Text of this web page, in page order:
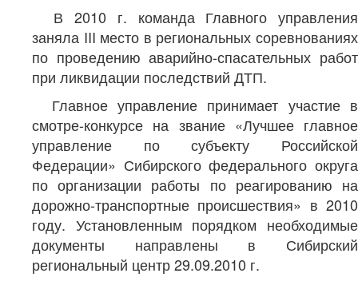
В 2010 г. команда Главного управления
заняла III место в региональных соревнованиях
по проведению аварийно-спасательных работ
при ликвидации последствий ДТП.
Главное управление принимает участие в
смотре-конкурсе на звание «Лучшее главное
управление по субъекту Российской
Федерации» Сибирского федерального округа
по организации работы по реагированию на
дорожно-транспортные происшествия» в 2010
году. Установленным порядком необходимые
документы направлены в Сибирский
региональный центр 29.09.2010 г.